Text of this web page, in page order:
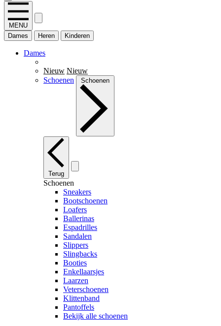
MENU
Dames
Heren Kinderen
Dames
Nieuw Nieuw
Schoenen
Schoenen
Terug
Schoenen
Sneakers
Bootschoenen
Loafers
Ballerinas
Espadrilles
Sandalen
Slippers
Slingbacks
Booties
Enkellaarsjes
Laarzen
Veterschoenen
Klittenband
Pantoffels
Bekijk alle schoenen